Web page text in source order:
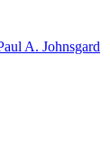
A. Johnsgard